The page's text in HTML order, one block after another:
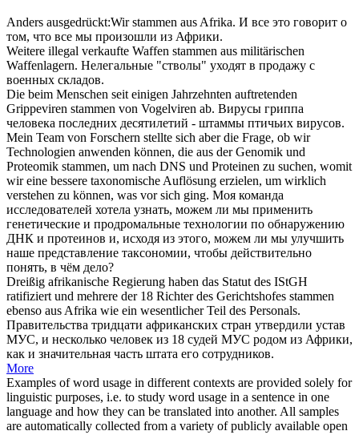
Anders ausgedrückt:Wirstammen aus Afrika. И все это говорит о
том, что все мы произошли из Африки.
Weitere illegal verkaufte Waffen stammen aus militärischen
Waffenlagern. Нелегальные "стволы" уходят в продажу с
военных складов.
Die beim Menschen seit einigen Jahrzehnten auftretenden
Grippeviren stammen von Vogelviren ab. Вирусы гриппа
человека последних десятилетий - штаммы птичьих вирусов.
Mein Team von Forschern stellte sich aber die Frage, ob wir
Technologien anwenden können, die aus der Genomik und
Proteomik stammen, um nach DNS und Proteinen zu suchen, womit
wir eine bessere taxonomische Auflösung erzielen, um wirklich
verstehen zu können, was vor sich ging. Моя команда
исследователей хотела узнать, можем ли мы применить
генетические и продромальные технологии по обнаружению
ДНК и протеинов и, исходя из этого, можем ли мы улучшить
наше представление таксономии, чтобы действительно
понять, в чём дело?
Dreißig afrikanische Regierung haben das Statut des IStGH
ratifiziert und mehrere der 18 Richter des Gerichtshofes stammen
ebenso aus Afrika wie ein wesentlicher Teil des Personals.
Правительства тридцати африканских стран утвердили устав
МУС, и несколько человек из 18 судей МУС родом из Африки,
как и значительная часть штата его сотрудников.
More
Examples of word usage in different contexts are provided solely for
linguistic purposes, i.e. to study word usage in a sentence in one
language and how they can be translated into another. All samples
are automatically collected from a variety of publicly available open